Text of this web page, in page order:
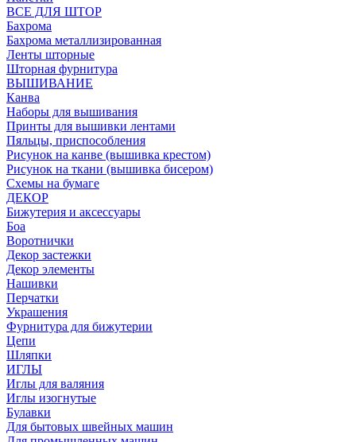
ВСЕ ДЛЯ ШТОР
Бахрома
Бахрома металлизированная
Ленты шторные
Шторная фурнитура
ВЫШИВАНИЕ
Канва
Наборы для вышивания
Принты для вышивки лентами
Пяльцы, приспособления
Рисунок на канве (вышивка крестом)
Рисунок на ткани (вышивка бисером)
Схемы на бумаге
ДЕКОР
Бижутерия и аксессуары
Боа
Воротнички
Декор застежки
Декор элементы
Нашивки
Перчатки
Украшения
Фурнитура для бижутерии
Цепи
Шляпки
ИГЛЫ
Иглы для валяния
Иглы изогнутые
Булавки
Для бытовых швейных машин